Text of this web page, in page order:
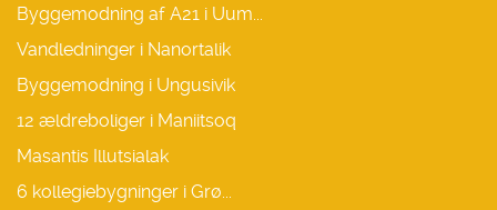
Byggemodning af A21 i Uum...
Vandledninger i Nanortalik
Byggemodning i Ungusivik
12 ældreboliger i Maniitsoq
Masantis Illutsialak
6 kollegiebygninger i Grø...